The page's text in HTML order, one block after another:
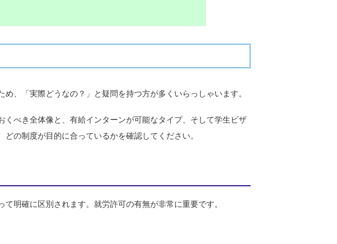
、「実際どうなの？」と疑問を持つ方が多くいらっしゃいます。
べき全体像と、有給インターンが可能なタイプ、そして学生ビザ
の制度が目的に合っているかを確認してください。
明確に区別されます。就労許可の有無が非常に重要です。